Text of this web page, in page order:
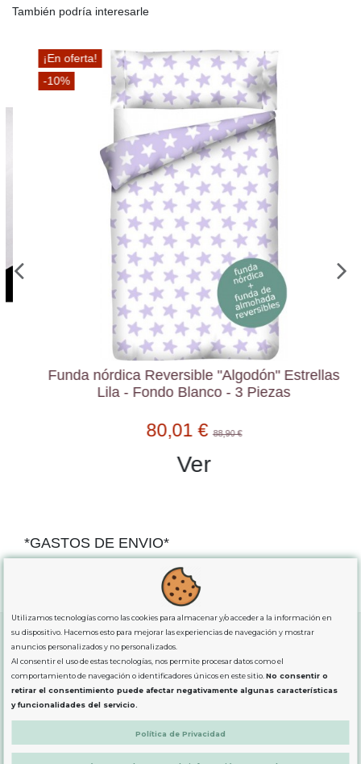
También podría interesarle
¡En oferta!
-10%
Funda nórdica Reversible "Algodón" Estrellas
Lila - Fondo Blanco - 3 Piezas
80,01 €88,90 €
Ver
*GASTOS DE ENVIO*
para compras superiores a 80€
exclusiva para la peninsula.
SOBRE NOSOTROS
LEGAL
Utilizamos tecnologías como las cookies para almacenar y/o acceder a la información en
su dispositivo. Hacemos esto para mejorar las experiencias de navegación y mostrar
anuncios personalizados y no personalizados.
Al consentir el uso de estas tecnologías, nos permite procesar datos como el
comportamiento de navegación o identificadores únicos en este sitio.No consentir o
retirar el consentimiento puede afectar negativamente algunas características
y funcionalidades del servicio.
Política de Privacidad